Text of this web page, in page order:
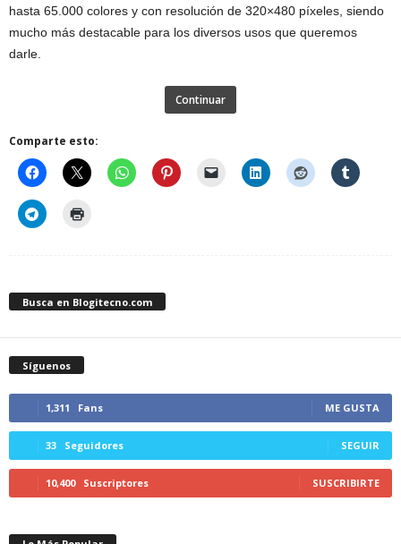
hasta 65.000 colores y con resolución de 320×480 píxeles, siendo
mucho más destacable para los diversos usos que queremos
darle.
Continuar
Comparte esto:
Busca en Blogitecno.com
Síguenos
1,311 Fans ME GUSTA
33 Seguidores SEGUIR
10,400 Suscriptores SUSCRIBIRTE